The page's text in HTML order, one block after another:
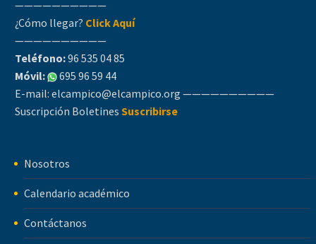
——————————
¿Cómo llegar? Click Aquí
——————————
Teléfono:96 535 04 85
Móvil:
695 96 59 44
E-mail: elcampico@elcampico.org ——————————
Suscripción Boletines Suscribirse
Nosotros
Calendario académico
Contáctanos